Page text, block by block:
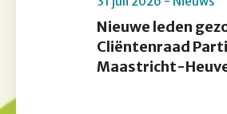
Nieuwe leden
Cliëntenraad
Maastricht-